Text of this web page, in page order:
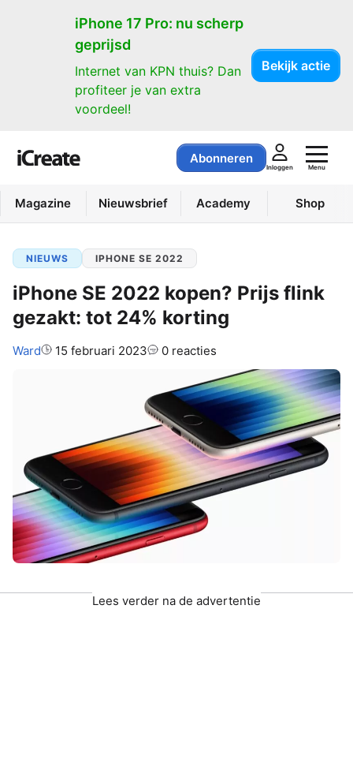
iPhone 17 Pro: nu scherp
geprijsd
Internet van KPN thuis? Dan
profiteer je van extra
voordeel!
Bekijk actie
Abonneren
Inloggen Menu
Magazine Nieuwsbrief Academy Shop
NIEUWS IPHONE SE 2022
iPhone SE 2022 kopen? Prijs flink
gezakt: tot 24% korting
Auteur:
Ward 15 februari 2023 0 reacties
Lees verder na de advertentie